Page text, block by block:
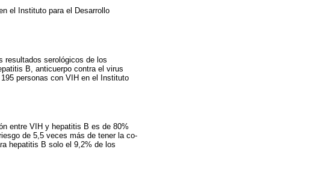
el Instituto para el Desarrollo
resultados serológicos de los
B, anticuerpo contra el virus
personas con VIH en el Instituto
entre VIH y hepatitis B es de 80%
de 5,5 veces más de tener la co-
hepatitis B solo el 9,2% de los